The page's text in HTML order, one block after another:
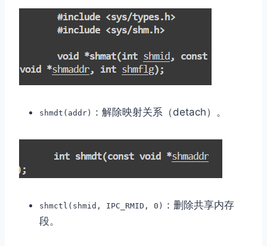
shmdt(addr) ：解除映射关系（detach）。
shmctl(shmid, IPC_RMID, 0)
：删除共享内存
段。